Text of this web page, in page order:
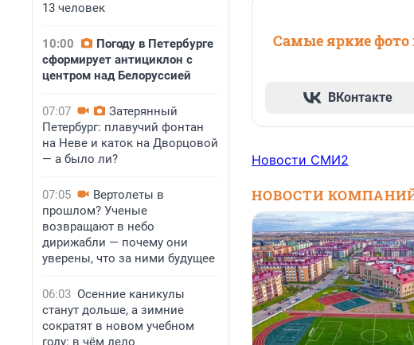
13 человек
10:00
Погоду в Петербурге
сформирует антициклон с
центром над Белоруссией
07:07
Затерянный
Петербург: плавучий фонтан
на Неве и каток на Дворцовой
— а было ли?
07:05
Вертолеты в
прошлом? Ученые
возвращают в небо
дирижабли — почему они
уверены, что за ними будущее
06:03 Осенние каникулы
станут дольше, а зимние
сократят в новом учебном
году: в чём дело
Самые яркие фото
ВКонтакте
Новости СМИ2
НОВОСТИ